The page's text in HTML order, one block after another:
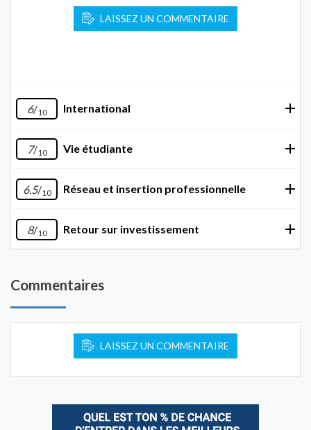
LAISSEZ UN COMMENTAIRE
6/10 International
7/10 Vie étudiante
6.5/10 Réseau et insertion professionnelle
8/10 Retour sur investissement
Commentaires
LAISSEZ UN COMMENTAIRE